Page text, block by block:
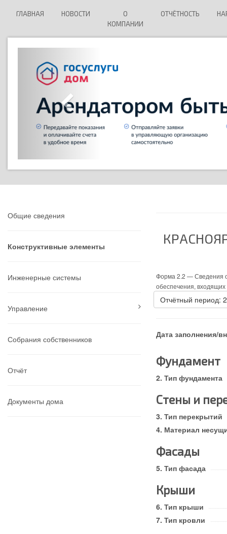
ГЛАВНАЯ НОВОСТИ
О
КОМПАНИИ
ОТЧЁТНОСТЬ
Общие сведения
Конструктивные элементы
Инженерные системы
Управление
Собрания собственников
Отчёт
Документы дома
Форма 2.2 —Сведения
обеспечения,
Отчётный период:
Дата заполнения/
Фундамент
Тип фундамента
Стены и
Тип перекрытий
Материал
Фасады
Тип фасада
Крыши
Тип крыши
Тип кровли